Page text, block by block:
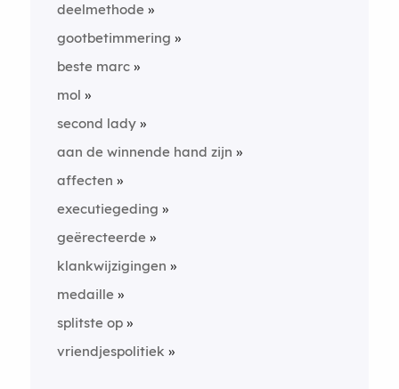
deelmethode
gootbetimmering
beste marc
mol
second lady
aan de winnende hand zijn
affecten
executiegeding
geërecteerde
klankwijzigingen
medaille
splitste op
vriendjespolitiek